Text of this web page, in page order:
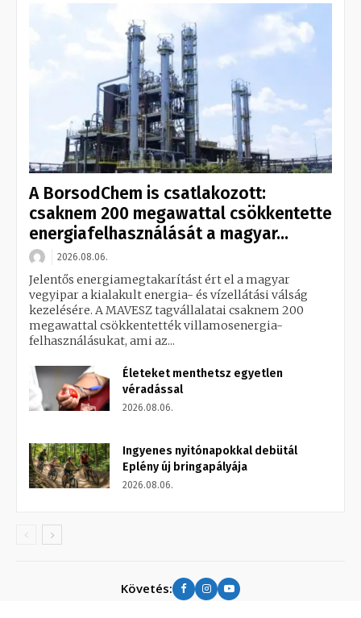
A BorsodChem is csatlakozott:
csaknem 200 megawattal csökkentette
energiafelhasználását a magyar...
2026.08.06.
Jelentős energiamegtakarítást ért el a magyar
vegyipar a kialakult energia- és vízellátási válság
kezelésére. A MAVESZ tagvállalatai csaknem 200
megawattal csökkentették villamosenergia-
felhasználásukat, ami az...
Életeket menthetsz egyetlen
véradással
2026.08.06.
Ingyenes nyitónapokkal debütál
Eplény új bringapályája
2026.08.06.
Követés: